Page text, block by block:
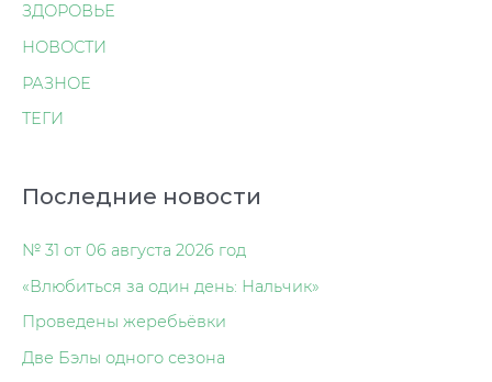
ЗДОРОВЬЕ
НОВОСТИ
РАЗНОЕ
ТЕГИ
Последние новости
№ 31 от 06 августа 2026 год
«Влюбиться за один день: Нальчик»
Проведены жеребьёвки
Две Бэлы одного сезона